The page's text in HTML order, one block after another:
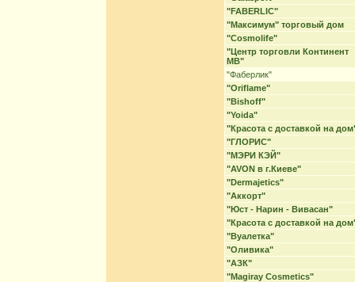
"FABERLIC"
"Максимум" торговый дом
"Cosmolife"
"Центр торговли Континент
МВ"
"Фаберлик"
"Oriflame"
"Bishoff"
"Yoida"
"Красота с доставкой на
"ГЛОРИС"
"МЭРИ КЭЙ"
"AVON в г.Киеве"
"Dermajetics"
"Аккорт"
"Юст - Нарин - Вивасан"
"Красота с доставкой на
"Вуалетка"
"Оливика"
"АЗК"
"Magiray Cosmetics"